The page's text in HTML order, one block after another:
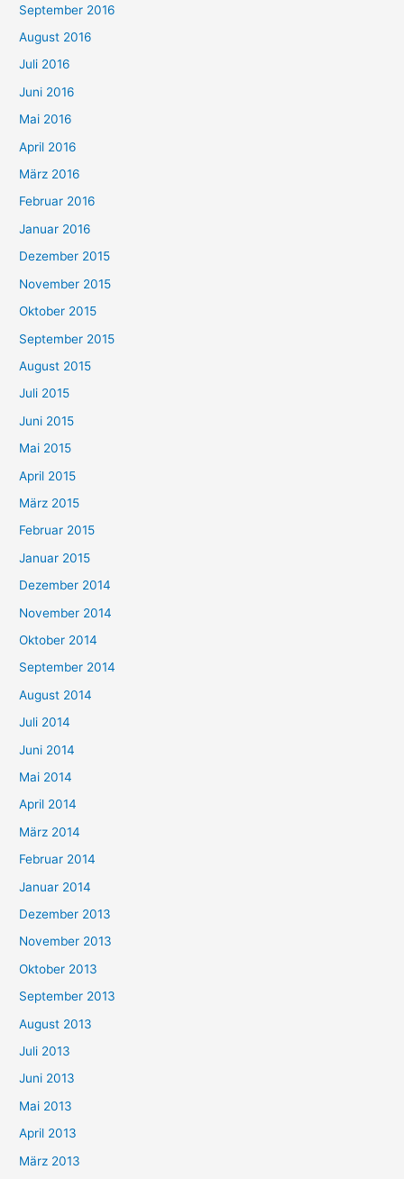
September 2016
August 2016
Juli 2016
Juni 2016
Mai 2016
April 2016
März 2016
Februar 2016
Januar 2016
Dezember 2015
November 2015
Oktober 2015
September 2015
August 2015
Juli 2015
Juni 2015
Mai 2015
April 2015
März 2015
Februar 2015
Januar 2015
Dezember 2014
November 2014
Oktober 2014
September 2014
August 2014
Juli 2014
Juni 2014
Mai 2014
April 2014
März 2014
Februar 2014
Januar 2014
Dezember 2013
November 2013
Oktober 2013
September 2013
August 2013
Juli 2013
Juni 2013
Mai 2013
April 2013
März 2013